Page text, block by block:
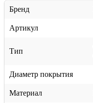
Бренд
Артикул
Тип
Диаметр покрытия
Материал